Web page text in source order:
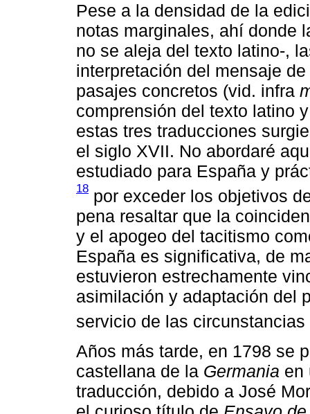
Pese a la densidad de la
notas marginales, ahí donde
no se aleja del texto latino-,
interpretación del mensaje
pasajes concretos (vid. infra
comprensión del texto latino
estas tres traducciones
el siglo XVII. No abordaré
estudiado para España y
18 por exceder los objetivos
pena resaltar que la
y el apogeo del tacitismo
España es significativa, de
estuvieron estrechamente
asimilación y adaptación del
servicio de las
Años más tarde, en 1798 se
castellana de la Germania en
traducción, debido a José